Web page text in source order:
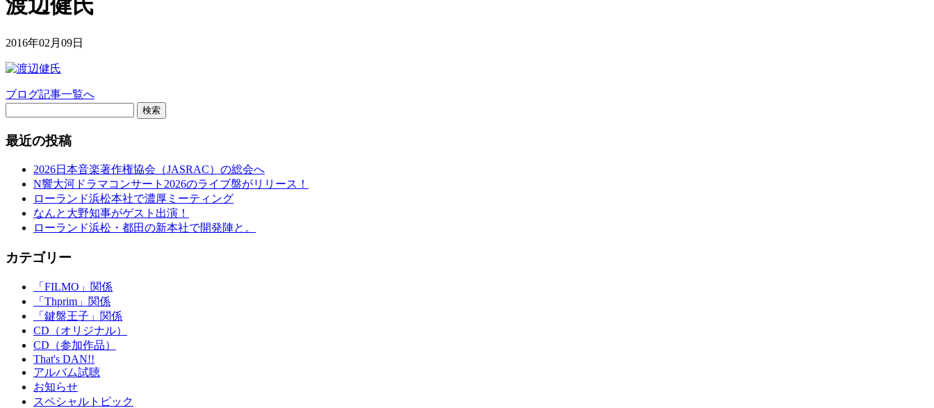
渡辺健氏
2016年02月09日
ブログ記事一覧へ
検索
最近の投稿
2026日本音楽著作権協会（JASRAC）の総会へ
N響大河ドラマコンサート2026のライブ盤がリリース！
ローランド浜松本社で濃厚ミーティング
なんと大野知事がゲスト出演！
ローランド浜松・都田の新本社で開発陣と。
カテゴリー
「FILMO」関係
「Thprim」関係
「鍵盤王子」関係
CD（オリジナル）
CD（参加作品）
That's DAN!!
アルバム試聴
お知らせ
スペシャルトピック